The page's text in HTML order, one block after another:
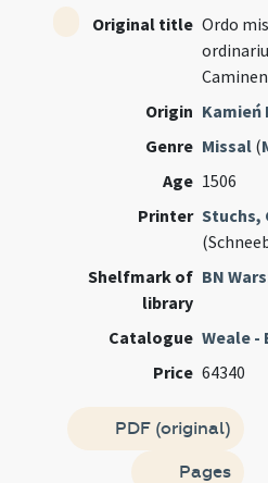
Original title Ordo
Origin Kamień
Genre Missal (
Age 1506
Printer Stuchs,
Shelfmark of
library
BN
Catalogue Weale
Price 64340
PDF (original)
Pages